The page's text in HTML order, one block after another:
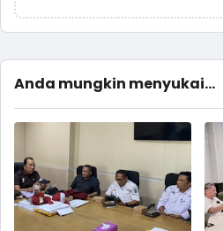
Anda mungkin menyukai
postingan ini